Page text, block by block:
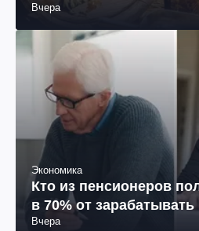
Вчера
Экономика
Кто из пенсионеров
в 70% от зарабатывать
Вчера